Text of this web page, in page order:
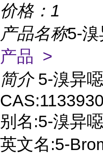
价格： 1
产品名称5-溴
产品 >
简介 5-溴异
别名:5-溴异
英文名:5-